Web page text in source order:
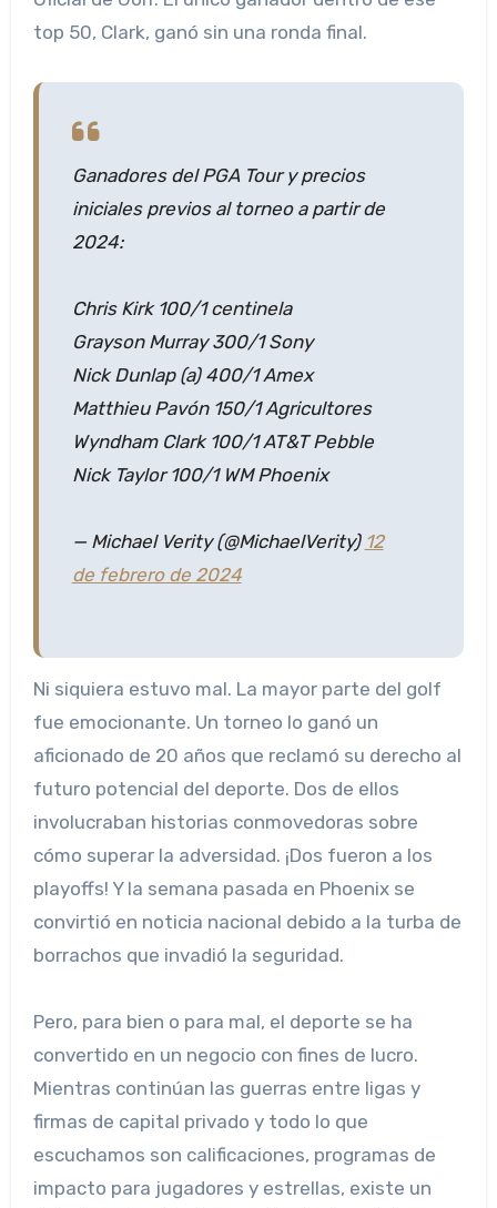
top 50, Clark, ganó sin una ronda final.
Ganadores del PGA Tour y precios
iniciales previos al torneo a partir de
2024:
Chris Kirk 100/1 centinela
Grayson Murray 300/1 Sony
Nick Dunlap (a) 400/1 Amex
Matthieu Pavón 150/1 Agricultores
Wyndham Clark 100/1 AT&T Pebble
Nick Taylor 100/1 WM Phoenix
— Michael Verity (@MichaelVerity) 12
de febrero de 2024
Ni siquiera estuvo mal. La mayor parte del golf
fue emocionante. Un torneo lo ganó un
aficionado de 20 años que reclamó su derecho al
futuro potencial del deporte. Dos de ellos
involucraban historias conmovedoras sobre
cómo superar la adversidad. ¡Dos fueron a los
playoffs! Y la semana pasada en Phoenix se
convirtió en noticia nacional debido a la turba de
borrachos que invadió la seguridad.
Pero, para bien o para mal, el deporte se ha
convertido en un negocio con fines de lucro.
Mientras continúan las guerras entre ligas y
firmas de capital privado y todo lo que
escuchamos son calificaciones, programas de
impacto para jugadores y estrellas, existe un